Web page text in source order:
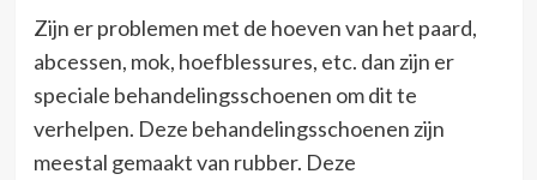
Zijn er problemen met de hoeven van het paard,
abcessen, mok, hoefblessures, etc. dan zijn er
speciale behandelingsschoenen om dit te
verhelpen. Deze behandelingsschoenen zijn
meestal gemaakt van rubber. Deze